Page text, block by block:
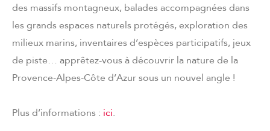
des massifs montagneux, balades accompagnées dans
les grands espaces naturels protégés, exploration des
milieux marins, inventaires d’espèces participatifs, jeux
de piste… apprêtez-vous à découvrir la nature de la
Provence-Alpes-Côte d’Azur sous un nouvel angle !
Plus d’informations : ici.